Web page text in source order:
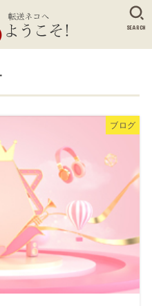
SEARCH
ブログ